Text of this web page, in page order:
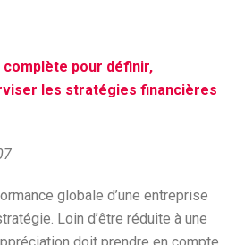
pour définir,
les stratégies financières
globale d’une entreprise
Loin d’être réduite à une